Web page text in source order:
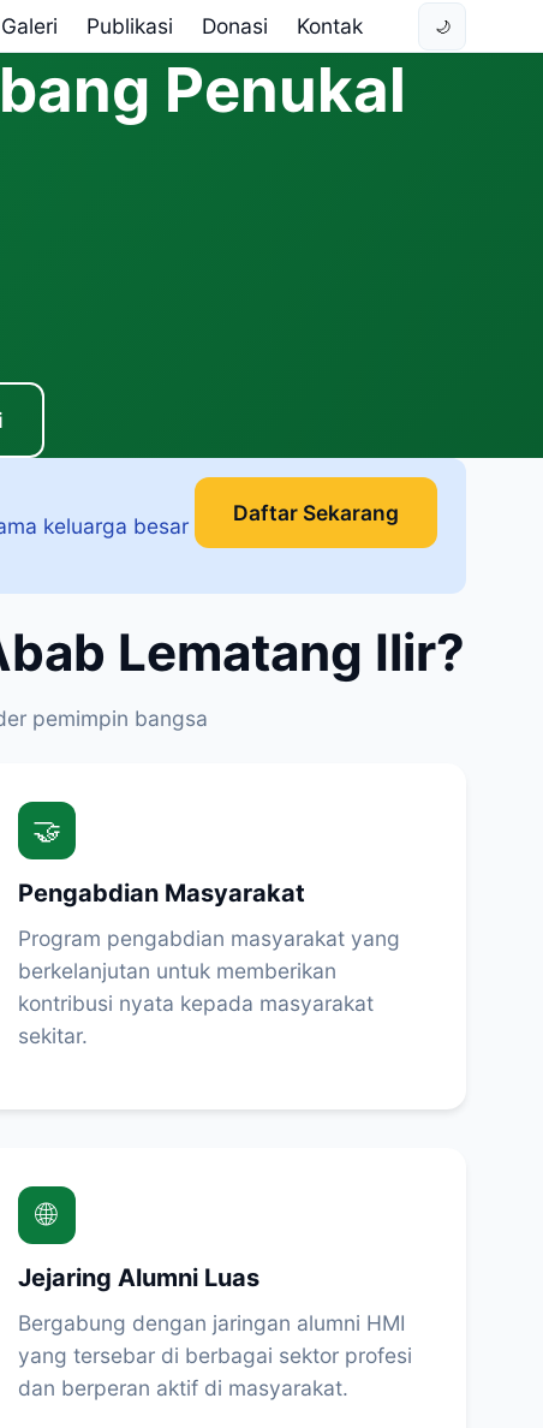
Galeri Publikasi Donasi Kontak 🌙
Penukal
keluarga besar
Daftar Sekarang
Lematang Ilir?
pemimpin bangsa
🤝
Pengabdian Masyarakat
Program pengabdian masyarakat yang
berkelanjutan untuk memberikan
kontribusi nyata kepada masyarakat
sekitar.
🌐
Jejaring Alumni Luas
Bergabung dengan jaringan alumni HMI
yang tersebar di berbagai sektor profesi
dan berperan aktif di masyarakat.